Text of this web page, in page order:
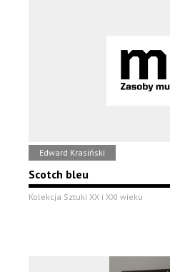
Edward Krasiński
Scotch bleu
Kolekcja Sztuki XX i XXI wieku